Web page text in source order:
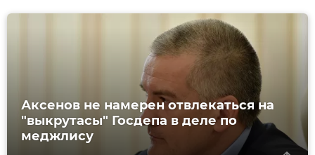
Аксенов не намерен отвлекаться на
"выкрутасы" Госдепа в деле по
меджлису